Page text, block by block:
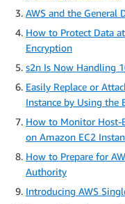
AWS and the General
How to Protect Data
Encryption
s2n Is Now Handling
Easily Replace or
Instance by Using the
How to Monitor Host-
on Amazon EC2
How to Prepare for
Authority
Introducing AWS